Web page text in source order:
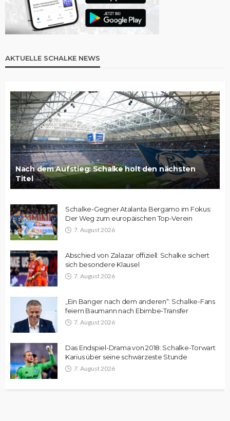
AKTUELLE SCHALKE NEWS
Nach dem Aufstieg: Schalke holt den nächsten
Titel
Schalke-Gegner Atalanta Bergamo im Fokus:
Der Weg zum europäischen Top-Verein
7. August 2026
Abschied von Zalazar offiziell: Schalke sichert
sich besondere Klausel
7. August 2026
„Ein Banger nach dem anderen“: Schalke-Fans
feiern Baumann nach Ebimbe-Transfer
7. August 2026
Das Endspiel-Drama von 2018: Schalke-Torwart
Karius über seine schwärzeste Stunde
7. August 2026